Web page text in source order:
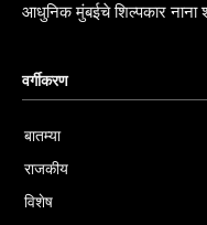
आधुनिक मुंबईचे शिल्पकार
वर्गीकरण
बातम्या
राजकीय
विशेष